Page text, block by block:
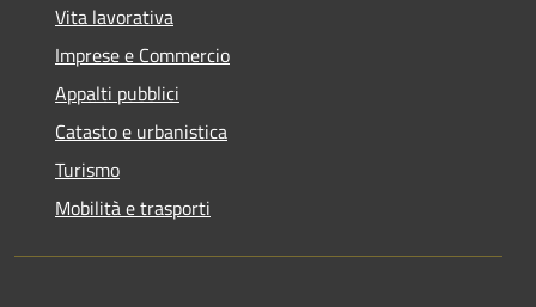
Vita lavorativa
Imprese e Commercio
Appalti pubblici
Catasto e urbanistica
Turismo
Mobilità e trasporti